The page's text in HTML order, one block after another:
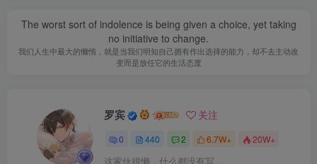
The worst sort of indolence is being given a choice, yet taking
no initiative to change.
我们人生中最大的懒惰，就是当我们明知自己拥有作出选择的能力，却不去主动改
变而是放任它的生活态度
罗宾 关注
0 440 2 6.7W+ 20W+
这家伙很懒，什么都没有写...